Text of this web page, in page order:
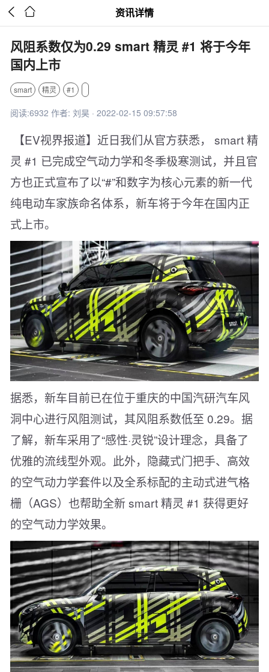
  资讯详情
风阻系数仅为0.29 smart 精灵 #1 将于今年
国内上市
smart 精灵 #1
阅读:6932 作者: 刘昊 · 2022-02-15 09:57:58
【EV视界报道】近日我们从官方获悉， smart 精
灵 #1 已完成空气动力学和冬季极寒测试，并且官
方也正式宣布了以“#”和数字为核心元素的新一代
纯电动车家族命名体系，新车将于今年在国内正
式上市。
据悉，新车目前已在位于重庆的中国汽研汽车风
洞中心进行风阻测试，其风阻系数低至 0.29。据
了解，新车采用了“感性·灵锐”设计理念，具备了
优雅的流线型外观。此外，隐藏式门把手、高效
的空气动力学套件以及全系标配的主动式进气格
栅（AGS）也帮助全新 smart 精灵 #1 获得更好
的空气动力学效果。